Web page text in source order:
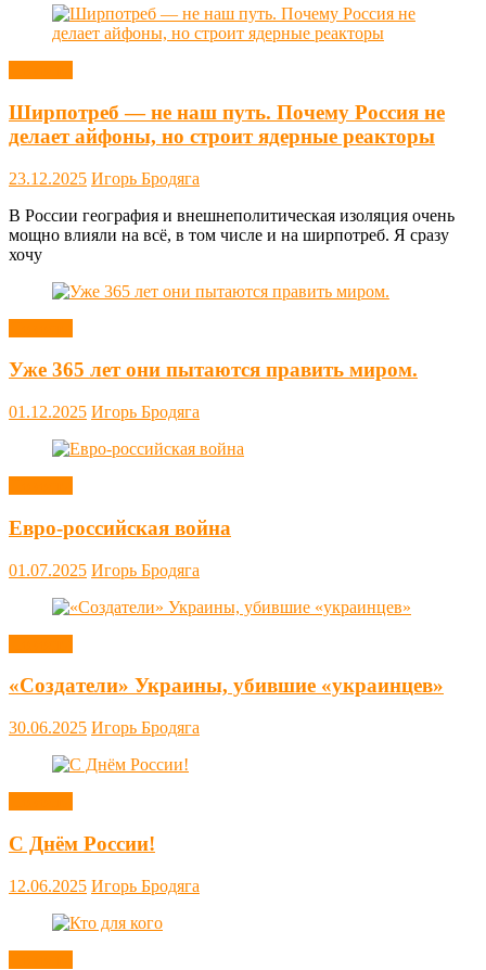
Ширпотреб — не наш путь. Почему Россия не
делает айфоны, но строит ядерные реакторы
23.12.2025 Игорь Бродяга
В России география и внешнеполитическая изоляция очень
мощно влияли на всё, в том числе и на ширпотреб. Я сразу
хочу
Уже 365 лет они пытаются править миром.
01.12.2025 Игорь Бродяга
Евро-российская война
01.07.2025 Игорь Бродяга
«Создатели» Украины, убившие «украинцев»
30.06.2025 Игорь Бродяга
С Днём России!
12.06.2025 Игорь Бродяга